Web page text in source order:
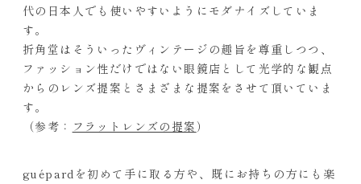
代の日本人でも使いやすいようにモダナイズしていま
す。
折角堂はそういったヴィンテージの趣旨を尊重しつつ、
ファッション性だけではない眼鏡店として光学的な観点
からのレンズ提案とさまざまな提案をさせて頂いていま
す。
（参考： フラットレンズの提案 ）
guépardを初めて手に取る方や、既にお持ちの方にも楽